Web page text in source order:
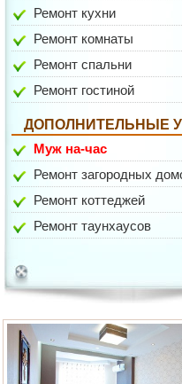
Ремонт кухни
Ремонт комнаты
Ремонт спальни
Ремонт гостиной
ДОПОЛНИТЕЛЬНЫЕ
Муж на-час
Ремонт загородных
Ремонт коттеджей
Ремонт таунхаусов
ул. Гарибальди
ул. Медиков